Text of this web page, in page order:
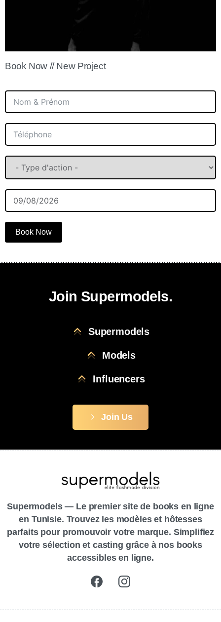
Book Now // New Project
Book Now
Join Supermodels.
Supermodels
Models
Influencers
Join Us
Supermodels — Le premier site de books en ligne
en Tunisie. Trouvez les modèles et hôtesses
parfaits pour promouvoir votre marque. Simplifiez
votre sélection et casting grâce à nos books
accessibles en ligne.